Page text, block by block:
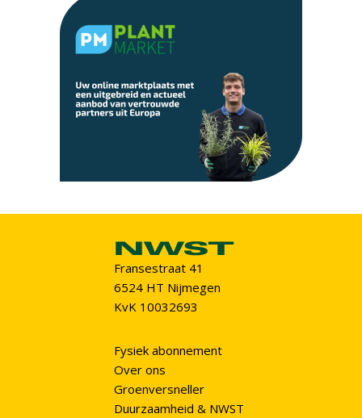
Fransestraat 41
6524 HT Nijmegen
KvK 10032693
Fysiek abonnement
Over ons
Groenversneller
Duurzaamheid & NWST